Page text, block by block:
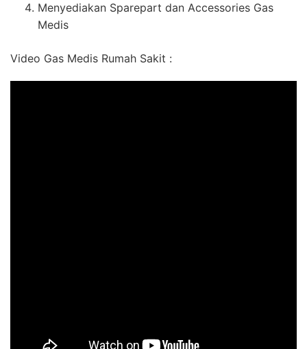
Menyediakan Sparepart dan Accessories Gas
Medis
Video Gas Medis Rumah Sakit :